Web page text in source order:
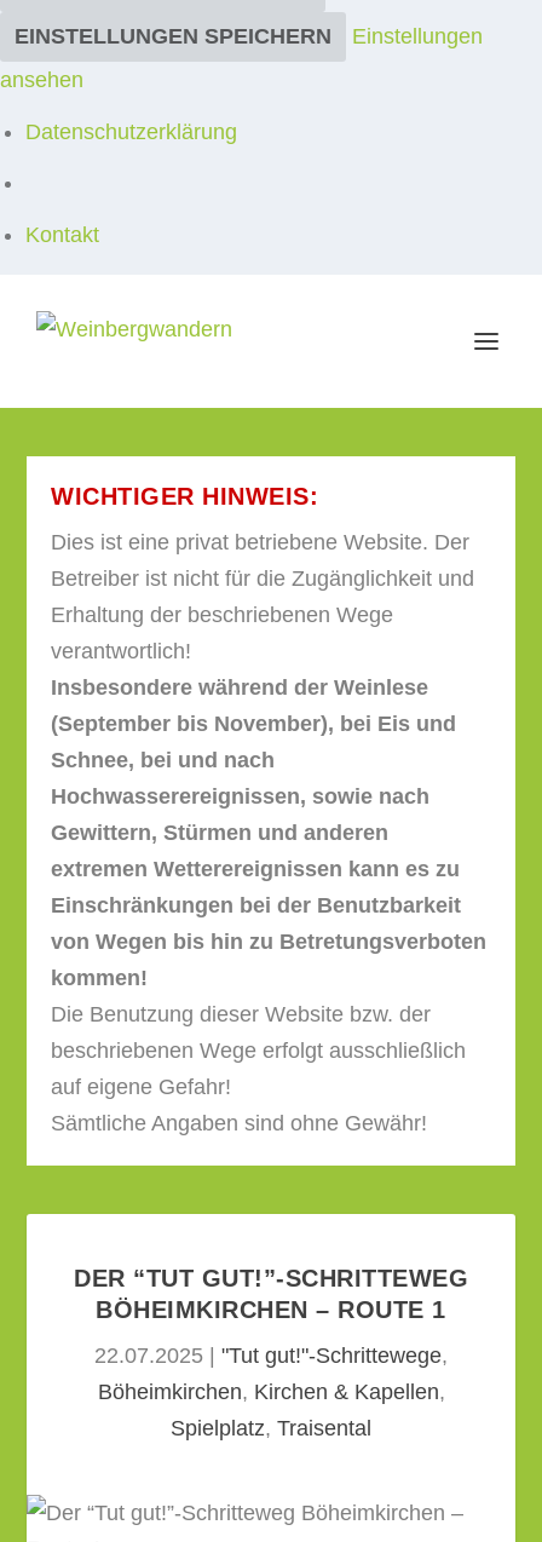
EINSTELLUNGEN SPEICHERN
Einstellungen
ansehen
Datenschutzerklärung
Kontakt
WICHTIGER HINWEIS:
Dies ist eine privat betriebene Website. Der
Betreiber ist nicht für die Zugänglichkeit und
Erhaltung der beschriebenen Wege
verantwortlich!
Insbesondere während der Weinlese
(September bis November), bei Eis und
Schnee, bei und nach
Hochwasserereignissen, sowie nach
Gewittern, Stürmen und anderen
extremen Wetterereignissen kann es zu
Einschränkungen bei der Benutzbarkeit
von Wegen bis hin zu Betretungsverboten
kommen!
Die Benutzung dieser Website bzw. der
beschriebenen Wege erfolgt ausschließlich
auf eigene Gefahr!
Sämtliche Angaben sind ohne Gewähr!
DER “TUT GUT!”-SCHRITTEWEG
BÖHEIMKIRCHEN – ROUTE 1
22.07.2025 | "Tut gut!"-Schrittewege,
Böheimkirchen, Kirchen & Kapellen,
Spielplatz, Traisental